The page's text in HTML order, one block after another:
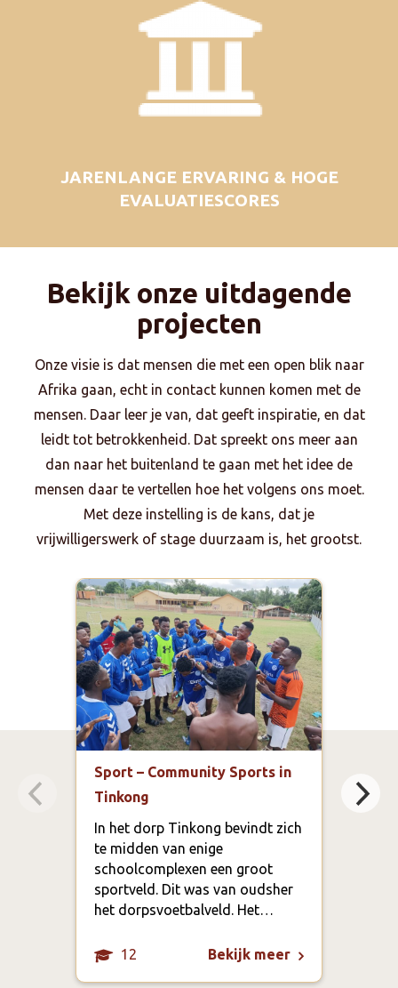
JARENLANGE ERVARING & HOGE
EVALUATIESCORES
Bekijk onze uitdagende
projecten
Onze visie is dat mensen die met een open blik naar
Afrika gaan, echt in contact kunnen komen met de
mensen. Daar leer je van, dat geeft inspiratie, en dat
leidt tot betrokkenheid. Dat spreekt ons meer aan
dan naar het buitenland te gaan met het idee de
mensen daar te vertellen hoe het volgens ons moet.
Met deze instelling is de kans, dat je
vrijwilligerswerk of stage duurzaam is, het grootst.
Sport – Community Sports in
Tinkong
In het dorp Tinkong bevindt zich
te midden van enige
schoolcomplexen een groot
sportveld. Dit was van oudsher
het dorpsvoetbalveld. Het…
12 Bekijk meer